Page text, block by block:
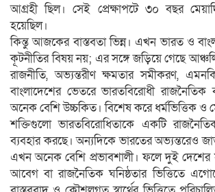
আগ্রহী ছিল। সেই প্রেক্ষাপটে ৩০ বছর
হয়েছিল।
কিন্তু আজকের বাস্তবতা ভিন্ন। এখন ভারত ও
কূটনীতির বিষয় নয়; এর সঙ্গে জড়িয়ে গেছে
রাজনীতি, অভ্যন্তরীণ ক্ষমতার সমীকরণ,
বাংলাদেশের ভেতরে ভারতবিরোধী
অনেক বেশি উচ্চকিত। বিশেষ করে ধর্মভিত্তিক ও
শক্তিগুলো ভারতবিরোধিতাকে একটি
ব্যবহার করছে। অন্যদিকে ভারতের অভ্যন্তরেও
এখন অনেক বেশি প্রভাবশালী। ফলে দুই
আবেগ বা রাজনৈতিক ঘনিষ্ঠতার ভিত্তিতে